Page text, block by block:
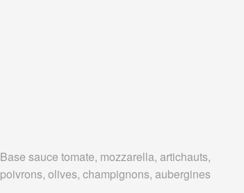
Base sauce tomate, mozzarella, artichauts,
poivrons, olives, champignons, aubergines